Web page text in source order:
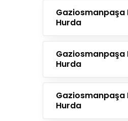
Gaziosmanpaşa
Hurda
Gaziosmanpaşa
Hurda
Gaziosmanpaşa
Hurda